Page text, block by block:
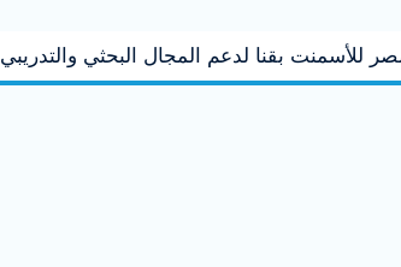
للأسمنت بقنا لدعم المجال البحثي والتدريبي